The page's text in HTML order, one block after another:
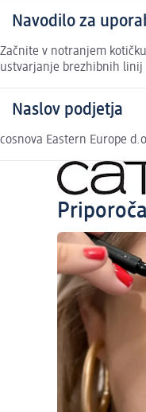
Navodilo za
Začnite v notranjem
ustvarjanje brezhibnih linij
Naslov podjetja
cosnova Eastern Europe